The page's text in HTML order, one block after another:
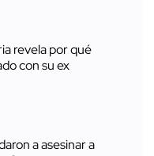
revela por qué
con su ex
a asesinar a